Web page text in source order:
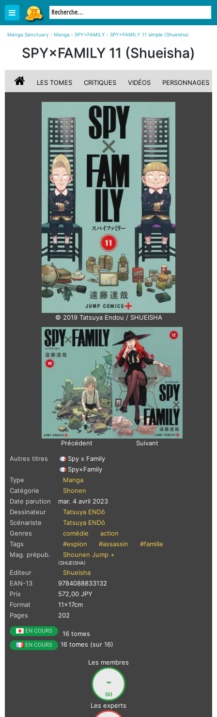
Manga Sanctuary › Manga › SPY×FAMILY › SPY×FAMILY 11 simple (Shueisha)
SPY×FAMILY 11 (Shueisha)
LES TOMES CRITIQUES VIDÉOS PERSONNAGES
© 2019 Tatsuya Endou / SHUEISHA
Précédent
Suivant
Autres titres
Spy x Family
Spy×Family
Type
Manga
Catégorie
Shonen
Date parution
mar. 4 avril 2023
Dessinateur
Tatsuya ENDô
Scénariste
Tatsuya ENDô
Genres
comédie
action
Tags
#espion #assassin
#famille
Mag. prépub.
Shounen Jump +
(SHUEISHA)
Editeur
Shueisha
EAN-13
9784088833132
Prix
572,00 JPY
Format
11x17cm
Pages
202
EN COURS 16 tomes
EN COURS 16 tomes (sur 16)
Les membres
-
(0)
Les experts